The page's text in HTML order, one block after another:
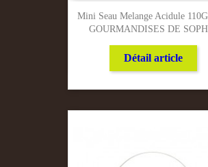
Mini Seau Melange Acidule
GOURMANDISES DE
Détail article